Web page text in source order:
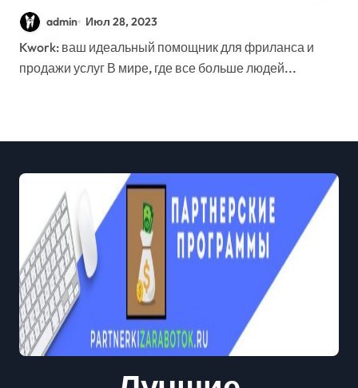
admin Июл 28, 2023
Kwork: ваш идеальный помощник для фриланса и
продажи услуг В мире, где все больше людей...